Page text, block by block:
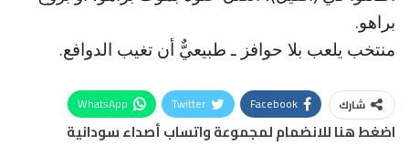
براهو.
منتخب يلعب بلا حوافز ـ طبيعيٌّ أن تغيب الدوافع.
شارك Facebook
Twitter
WhatsApp
اضغط هنا للانضمام لمجموعة واتساب أصداء سودانية